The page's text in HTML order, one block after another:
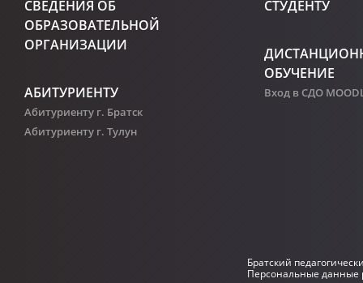
СВЕДЕНИЯ ОБ
ОБРАЗОВАТЕЛЬНОЙ
ОРГАНИЗАЦИИ
АБИТУРИЕНТУ
Абитуриенту г. Братск
Абитуриенту г. Тулун
СТУДЕНТУ
ОБУЧЕНИЕ
Вход в СДО
Братский
Персональные данные